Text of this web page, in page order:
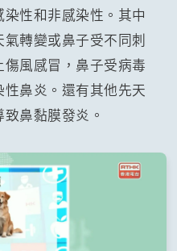
性和非感染性。其中
轉變或鼻子受不同刺
風感冒，鼻子受病毒
鼻炎。還有其他先天
鼻黏膜發炎。